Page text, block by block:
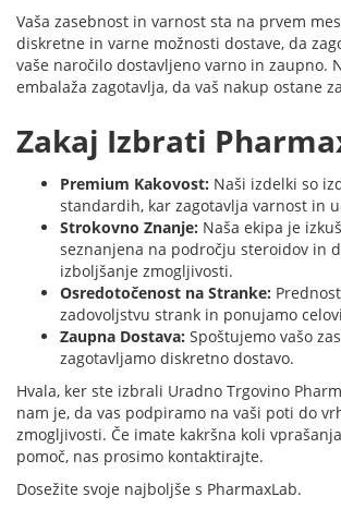
Vaša zasebnost in varnost sta na prvem
diskretne in varne možnosti dostave, da
vaše naročilo dostavljeno varno in zaupno.
embalaža zagotavlja, da vaš nakup ostane
Zakaj Izbrati
Premium Kakovost: Naši izdelki so
standardih, kar zagotavlja varnost in
Strokovno Znanje: Naša ekipa je
seznanjena na področju steroidov in
izboljšanje zmogljivosti.
Osredotočenost na Stranke:
zadovoljstvu strank in ponujamo
Zaupna Dostava: Spoštujemo vašo
zagotavljamo diskretno dostavo.
Hvala, ker ste izbrali Uradno Trgovino
nam je, da vas podpiramo na vaši poti do
zmogljivosti. Če imate kakršna koli
pomoč, nas prosimo kontaktirajte.
Dosežite svoje najboljše s PharmaxLab.